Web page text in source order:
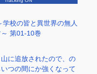
校の皆と異世界の無人
第01-10巻
に追放されたので、の
つの間にか強くなって